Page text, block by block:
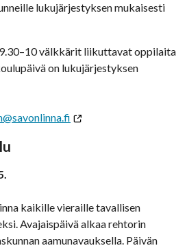
lukujärjestyksen mukaisesti
välkkärit liikuttavat oppilaita
on lukujärjestyksen
kaikille vieraille tavallisen
Avajaispäivä alkaa rehtorin
aamunavauksella. Päivän